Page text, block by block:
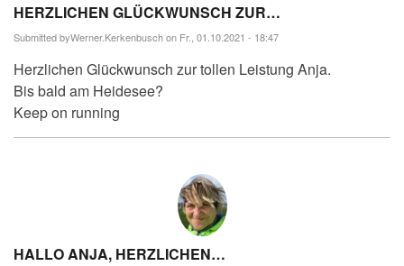
HERZLICHEN GLÜCKWUNSCH ZUR…
Submitted byWerner.Kerkenbuschon Fr., 01.10.2021 - 18:47
Herzlichen Glückwunsch zur tollen Leistung Anja.
Bis bald am Heidesee?
Keep on running
HALLO ANJA, HERZLICHEN…